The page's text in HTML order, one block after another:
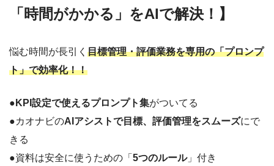
「時間がかかる」をAIで解決！】
悩む時間が長引く 目標管理・評価業務を専用の「プロンプ
ト」で効率化！！
● KPI設定で使えるプロンプト集がついてる
●カオナビのAIアシストで目標、評価管理をスムーズにで
きる
●資料は安全に使うための「 5つのルール」付き